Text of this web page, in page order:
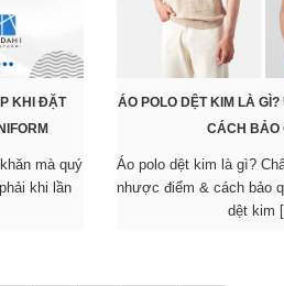
KHI ĐẶT
mà quý
khi lần
ÁO POLO DỆT KIM LÀ
CÁCH BẢO
Áo polo dệt kim là gì?
nhược điểm & cách bảo
dệt kim